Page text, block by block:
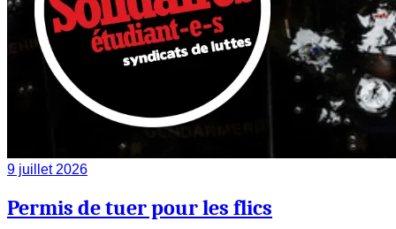
9 juillet 2026
Permis de tuer pour les flics